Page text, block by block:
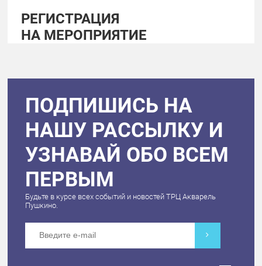
РЕГИСТРАЦИЯ
НА МЕРОПРИЯТИЕ
ПОДПИШИСЬ НА
НАШУ РАССЫЛКУ И
УЗНАВАЙ ОБО ВСЕМ
ПЕРВЫМ
Будьте в курсе всех событий и новостей ТРЦ Акварель
Пушкино.